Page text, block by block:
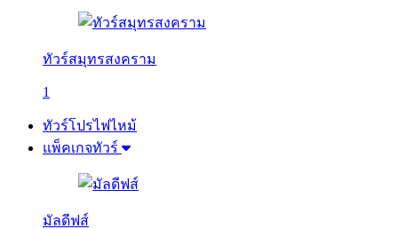
ทัวร์สมุทรสงคราม
1
ทัวร์โปรไฟไหม้
แพ็คเกจทัวร์
มัลดีฟส์